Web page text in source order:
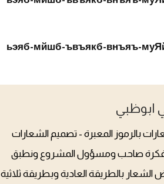
ابوظبي
بالرموز المعبرة - تصميم الشعارات
فكرة صاحب ومسؤول المشروع ونطبق
بالطريقة العادية وبطريقة ثلاثية